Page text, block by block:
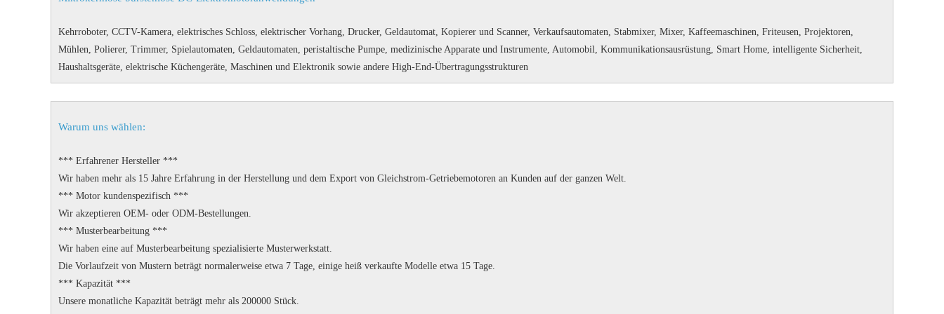
Kehrroboter, CCTV-Kamera, elektrisches Schloss, elektrischer Vorhang, Drucker, Geldautomat, Kopierer und Scanner, Verkaufsautomaten, Stabmixer, Mixer, Kaffeemaschinen, Friteusen, Projektoren,
Mühlen, Polierer, Trimmer, Spielautomaten, Geldautomaten, peristaltische Pumpe, medizinische Apparate und Instrumente, Automobil, Kommunikationsausrüstung, Smart Home, intelligente Sicherheit,
Haushaltsgeräte, elektrische Küchengeräte, Maschinen und Elektronik sowie andere High-End-Übertragungsstrukturen
Warum uns wählen:
*** Erfahrener Hersteller ***
Wir haben mehr als 15 Jahre Erfahrung in der Herstellung und dem Export von Gleichstrom-Getriebemotoren an Kunden auf der ganzen Welt.
*** Motor kundenspezifisch ***
Wir akzeptieren OEM- oder ODM-Bestellungen.
*** Musterbearbeitung ***
Wir haben eine auf Musterbearbeitung spezialisierte Musterwerkstatt.
Die Vorlaufzeit von Mustern beträgt normalerweise etwa 7 Tage, einige heiß verkaufte Modelle etwa 15 Tage.
*** Kapazität ***
Unsere monatliche Kapazität beträgt mehr als 200000 Stück.